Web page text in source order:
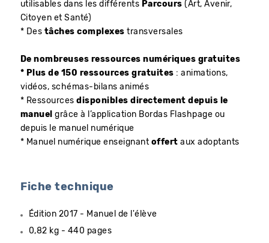
utilisables dans les différents Parcours(Art, Avenir,
Citoyen et Santé)
* Des tâches complexes transversales
De nombreuses ressources numériques gratuites
* Plus de 150 ressources gratuites : animations,
vidéos, schémas-bilans animés
* Ressourcesdisponibles directement depuis le
manuel grâce à l’application Bordas Flashpage ou
depuis le manuel numérique
* Manuel numérique enseignant offertaux adoptants
Fiche technique
Édition 2017 - Manuel de l'élève
0,82 kg - 440 pages